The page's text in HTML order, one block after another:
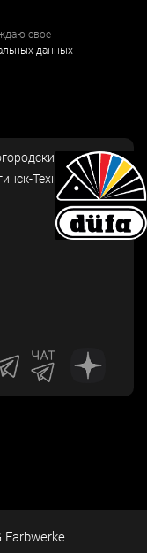
свое
данных
г.
Технопарк»,
Farbwerke